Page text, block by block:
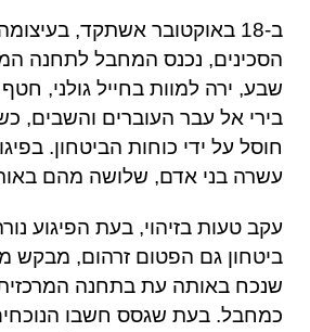
ב-18 באוקטובר אשתקד,
הסכינים, נכנס המחבל לתחנה
שבע, ירה למוות בחייל גולני, חטף
בירי אל עבר העוברים והשבים,
חוסל על ידי כוחות הביטחון.
עשרה בני אדם, שלושה מהם
עקב טעות בזיהוי, בעת הפיגוע
ביטחון גם הפטום זרהום, מבקש
שנכח באותה עת בתחנה
כמחבל. בעת שגסס חשבו